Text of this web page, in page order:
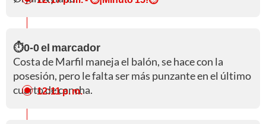
⏱️0-0 el marcador
Costa de Marfil maneja el balón, se hace con la
posesión, pero le falta ser más punzante en el último
cuarto de cancha.
12:11 p. m.